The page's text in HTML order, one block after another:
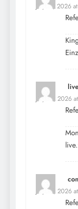
July 11, 2026
July 12, 2026
July 12, 2026